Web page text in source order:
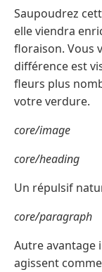
Saupoudrez
elle viendra
floraison. Vous
différence est
fleurs plus
votre verdure.
core/image
core/heading
Un répulsif
core/paragraph
Autre avantage
agissent